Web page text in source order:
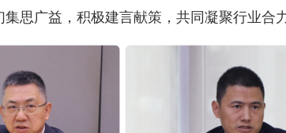
思广益，积极建言献策，共同凝聚行业合